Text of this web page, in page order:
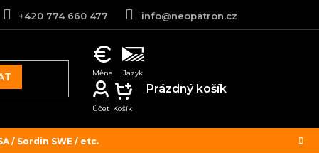
/ Sordin SWE / etc.
+420 774 660 477 info@neopatron.cz
NÁKUPNÍ
KOŠÍK
Prázdný košík